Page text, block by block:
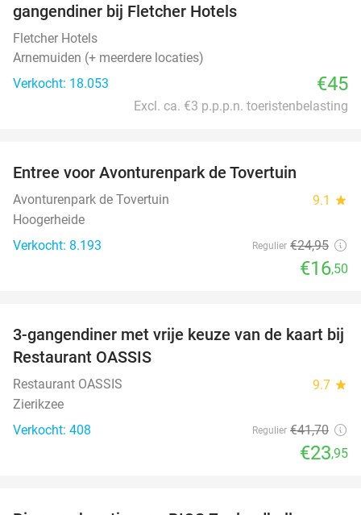
gangendiner bij Fletcher Hotels
Fletcher Hotels
Arnemuiden (+ meerdere locaties)
Verkocht: 18.053
€45
Excl. ca. €3 p.p.p.n. toeristenbelasting
Entree voor Avonturenpark de Tovertuin
Avonturenpark de Tovertuin 9.1 star
Hoogerheide
Verkocht: 8.193
Regulier €24,95
€16,50
43%
3-gangendiner met vrije keuze van de kaart bij
Restaurant OASSIS
Restaurant OASSIS 9.7 star
Zierikzee
Verkocht: 408
Regulier €41,70
€23,95